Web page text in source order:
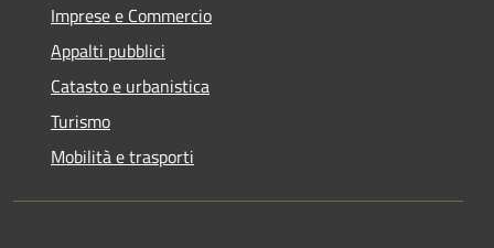
Imprese e Commercio
Appalti pubblici
Catasto e urbanistica
Turismo
Mobilità e trasporti